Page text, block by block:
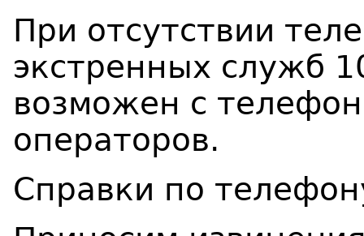
При отсутствии
экстренных служб
возможен с
операторов.
Справки по